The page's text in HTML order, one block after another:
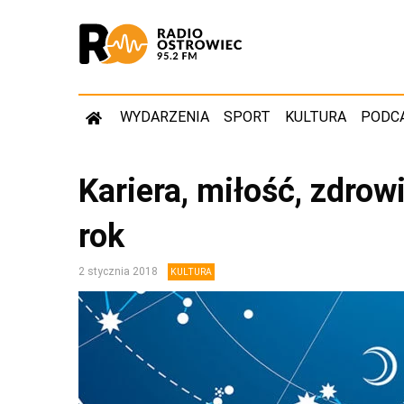
WYDARZENIA SPORT KULTURA
Kariera, miłość,
rok
2 stycznia 2018 KULTURA